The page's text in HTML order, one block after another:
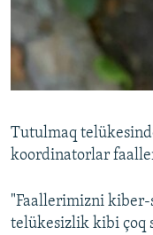
Tutulmaq
koordinatorlar
"Faallerimizni kiber-
telükesizlik kibi çoq